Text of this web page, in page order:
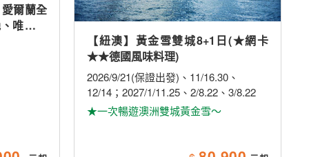
爾蘭全
唯美小
【紐澳】黃金雪雙城8+1日(★網卡
★★德國風味料理)
2026/9/21(保證出發)、11/16.30、
12/14；2027/1/11.25、2/8.22、3/8.22
★一次暢遊澳洲雙城黃金雪～